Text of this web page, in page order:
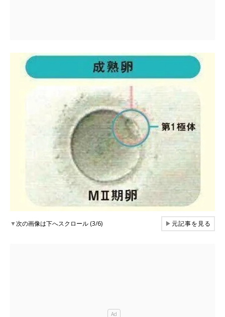
▼次の画像は下へスクロール (3/6) ▶元記事を見る